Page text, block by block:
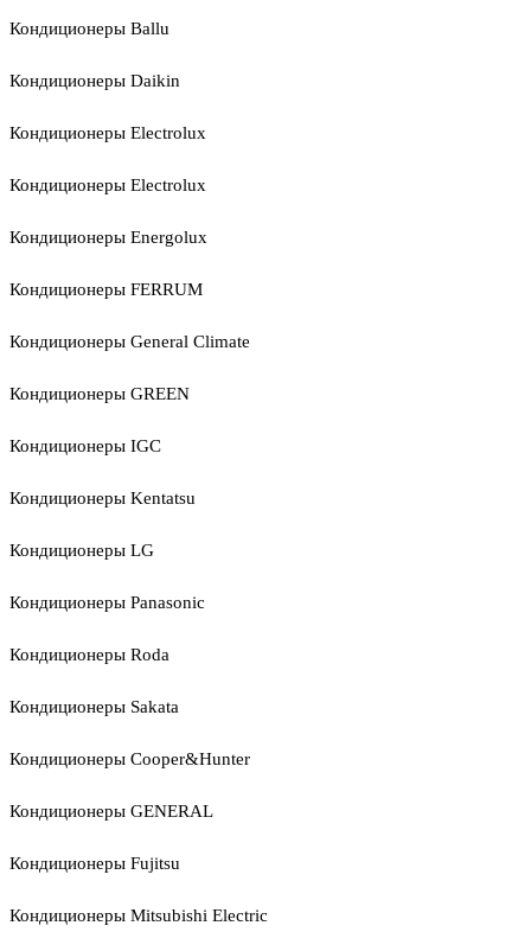
Кондиционеры Ballu
Кондиционеры Daikin
Кондиционеры Electrolux
Кондиционеры Electrolux
Кондиционеры Energolux
Кондиционеры FERRUM
Кондиционеры General Climate
Кондиционеры GREEN
Кондиционеры IGC
Кондиционеры Kentatsu
Кондиционеры LG
Кондиционеры Panasonic
Кондиционеры Roda
Кондиционеры Sakata
Кондиционеры Cooper&Hunter
Кондиционеры GENERAL
Кондиционеры Fujitsu
Кондиционеры Mitsubishi Electric